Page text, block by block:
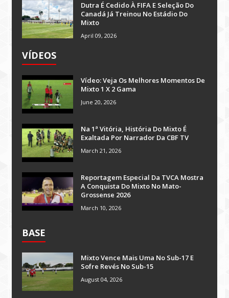
Dutra É Cedido À FIFA E Seleção Do
Canadá Já Treinou No Estádio Do
Mixto
April 09, 2026
VÍDEOS
Vídeo: Veja Os Melhores Momentos De
Mixto 1 X 2 Gama
June 20, 2026
Na 1ª Vitória, História Do Mixto É
Exaltada Por Narrador Da CBF TV
March 21, 2026
Reportagem Especial Da TVCA Mostra
A Conquista Do Mixto No Mato-
Grossense 2026
March 10, 2026
BASE
Mixto Vence Mais Uma No Sub-17 E
Sofre Revés No Sub-15
August 04, 2026